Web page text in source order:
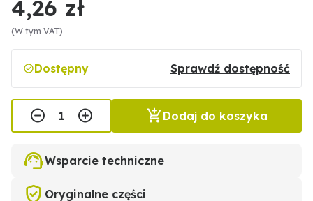
4,26 zł
(W tym VAT)
Dostępny Sprawdź dostępność
Dodaj do koszyka
Wsparcie techniczne
Oryginalne części